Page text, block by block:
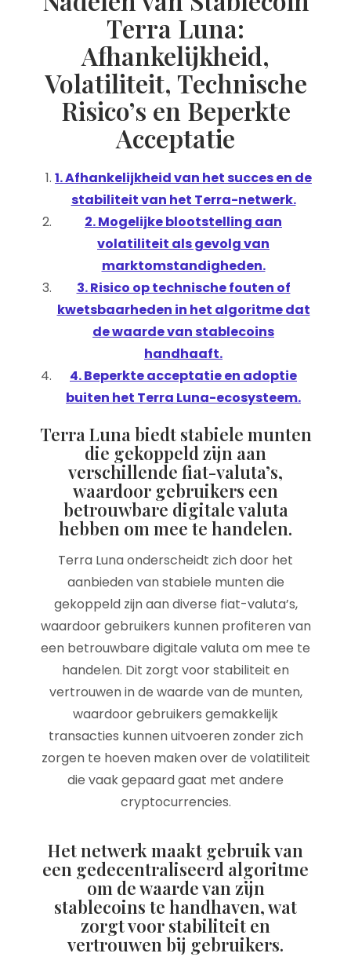
Terra Luna:
Afhankelijkheid,
Volatiliteit, Technische
Risico’s en Beperkte
Acceptatie
1. Afhankelijkheid van het succes en de
stabiliteit van het Terra-netwerk.
2. Mogelijke blootstelling aan
volatiliteit als gevolg van
marktomstandigheden.
3. Risico op technische fouten of
kwetsbaarheden in het algoritme dat
de waarde van stablecoins
handhaaft.
4. Beperkte acceptatie en adoptie
buiten het Terra Luna-ecosysteem.
Terra Luna biedt stabiele munten
die gekoppeld zijn aan
verschillende fiat-valuta’s,
waardoor gebruikers een
betrouwbare digitale valuta
hebben om mee te handelen.
Terra Luna onderscheidt zich door het
aanbieden van stabiele munten die
gekoppeld zijn aan diverse fiat-valuta’s,
waardoor gebruikers kunnen profiteren van
een betrouwbare digitale valuta om mee te
handelen. Dit zorgt voor stabiliteit en
vertrouwen in de waarde van de munten,
waardoor gebruikers gemakkelijk
transacties kunnen uitvoeren zonder zich
zorgen te hoeven maken over de volatiliteit
die vaak gepaard gaat met andere
cryptocurrencies.
Het netwerk maakt gebruik van
een gedecentraliseerd algoritme
om de waarde van zijn
stablecoins te handhaven, wat
zorgt voor stabiliteit en
vertrouwen bij gebruikers.